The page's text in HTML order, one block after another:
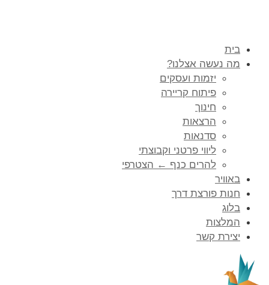
בית
מה נעשה אצלנו?
יזמות ועסקים
פיתוח קריירה
חינוך
הרצאות
סדנאות
ליווי פרטני וקבוצתי
להרים כנף ← הצטרפי
באוויר
חנות פורצת דרך
בלוג
המלצות
יצירת קשר